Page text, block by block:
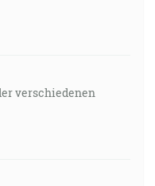
verschiedenen